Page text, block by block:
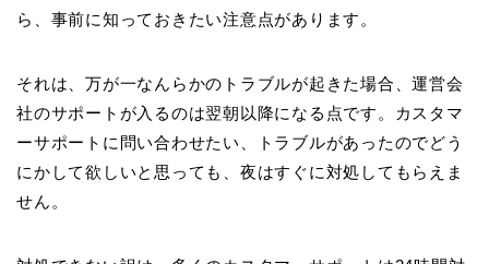
ら、事前に知っておきたい注意点があります。
それは、万が一なんらかのトラブルが起きた場合、運営会
社のサポートが入るのは翌朝以降になる点です。カスタマ
ーサポートに問い合わせたい、トラブルがあったのでどう
にかして欲しいと思っても、夜はすぐに対処してもらえま
せん。